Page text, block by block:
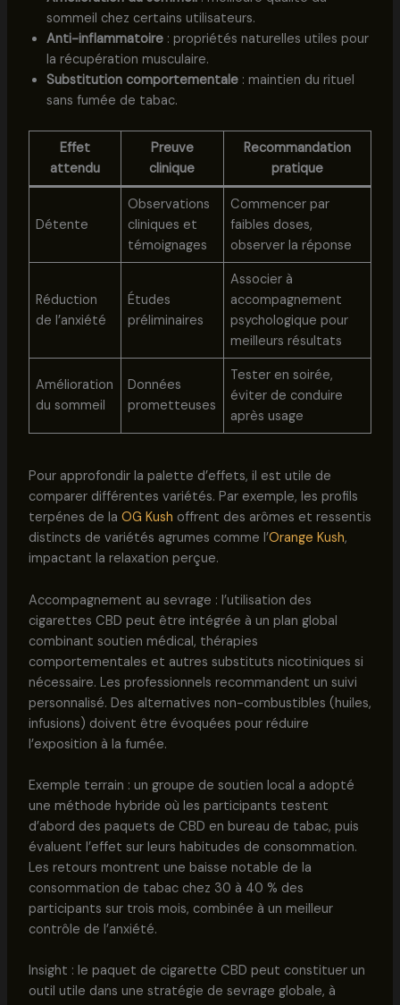
sommeil chez certains utilisateurs.
Anti-inflammatoire: propriétés naturelles utiles pour
la récupération musculaire.
Substitution comportementale: maintien du rituel
sans fumée de tabac.
Effet
attendu
Preuve
clinique
Recommandation
pratique
Détente
Observations
cliniques et
témoignages
Commencer par
faibles doses,
observer la réponse
Réduction
de l’anxiété
Études
préliminaires
Associer à
accompagnement
psychologique pour
meilleurs résultats
Amélioration
du sommeil
Données
prometteuses
Tester en soirée,
éviter de conduire
après usage
Pour approfondir la palette d’effets, il est utile de
comparer différentes variétés. Par exemple, les profils
terpénes de la OG Kush offrent des arômes et ressentis
distincts de variétés agrumes comme l’Orange Kush,
impactant la relaxation perçue.
Accompagnement au sevrage : l’utilisation des
cigarettes CBD peut être intégrée à un plan global
combinant soutien médical, thérapies
comportementales et autres substituts nicotiniques si
nécessaire. Les professionnels recommandent un suivi
personnalisé. Des alternatives non-combustibles (huiles,
infusions) doivent être évoquées pour réduire
l’exposition à la fumée.
Exemple terrain : un groupe de soutien local a adopté
une méthode hybride où les participants testent
d’abord des paquets de CBD en bureau de tabac, puis
évaluent l’effet sur leurs habitudes de consommation.
Les retours montrent une baisse notable de la
consommation de tabac chez 30 à 40 % des
participants sur trois mois, combinée à un meilleur
contrôle de l’anxiété.
Insight : le paquet de cigarette CBD peut constituer un
outil utile dans une stratégie de sevrage globale, à